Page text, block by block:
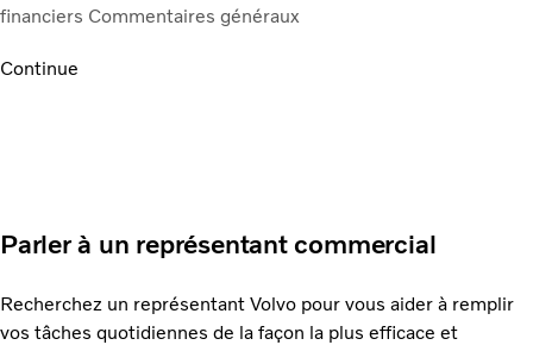
financiers Commentaires généraux
Continue
Parler à un représentant commercial
Recherchez un représentant Volvo pour vous aider à remplir
vos tâches quotidiennes de la façon la plus efficace et